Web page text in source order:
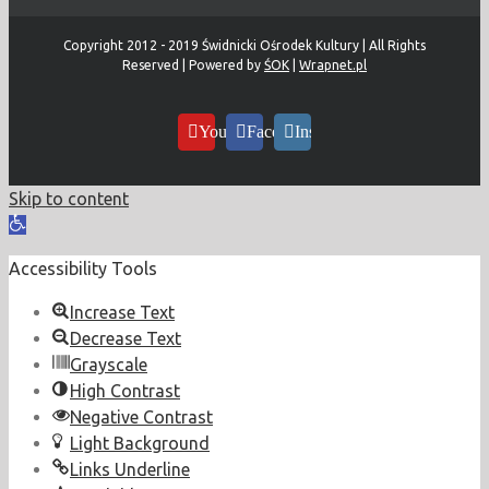
Copyright 2012 - 2019 Świdnicki Ośrodek Kultury | All Rights
Reserved | Powered by ŚOK Wrapnet.pl
YouTubeFacebookInstagram
Skip to content
Open
Accessibility Tools
Increase Text
Decrease Text
Grayscale
High Contrast
Negative Contrast
Light Background
Links Underline